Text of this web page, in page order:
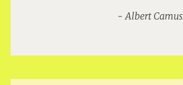
Albert Camus